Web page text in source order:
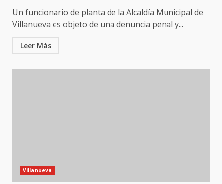
Un funcionario de planta de la Alcaldía Municipal de
Villanueva es objeto de una denuncia penal y...
Leer Más
Villanueva